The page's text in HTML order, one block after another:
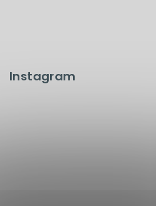
Instagram